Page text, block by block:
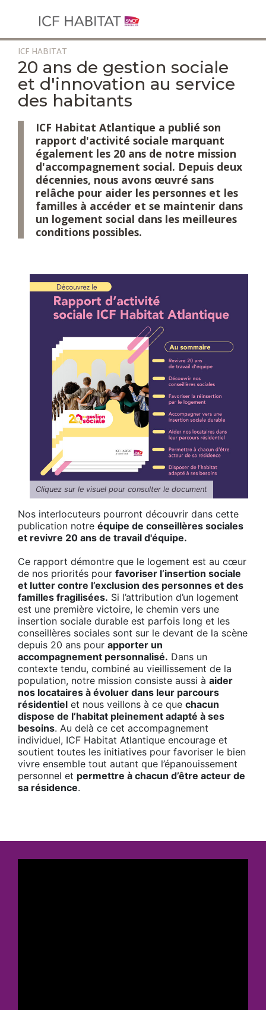
Aller
contenu
principal
ICF HABITAT
20 ans de gestion sociale
et d'innovation au service
des habitants
ICF Habitat Atlantique a publié son
rapport d'activité sociale marquant
également les 20 ans de notre mission
d'accompagnement social. Depuis deux
décennies, nous avons œuvré sans
relâche pour aider les personnes et les
familles à accéder et se maintenir dans
un logement social dans les meilleures
conditions possibles.
Cliquez sur le visuel pour consulter le document
Nos interlocuteurs pourront découvrir dans cette
publication notre équipe de conseillères sociales
et revivre 20 ans de travail d'équipe.
Ce rapport démontre que le logement est au cœur
de nos priorités pour favoriser l’insertion sociale
et lutter contre l’exclusion des personnes et des
familles fragilisées. Si l’attribution d’un logement
est une première victoire, le chemin vers une
insertion sociale durable est parfois long et les
conseillères sociales sont sur le devant de la scène
depuis 20 ans pour apporter un
accompagnement personnalisé. Dans un
contexte tendu, combiné au vieillissement de la
population, notre mission consiste aussi à aider
nos locataires à évoluer dans leur parcours
résidentiel et nous veillons à ce que chacun
dispose de l’habitat pleinement adapté à ses
besoins. Au delà ce cet accompagnement
individuel, ICF Habitat Atlantique encourage et
soutient toutes les initiatives pour favoriser le bien
vivre ensemble tout autant que l’épanouissement
personnel et permettre à chacun d’être acteur de
sa résidence.